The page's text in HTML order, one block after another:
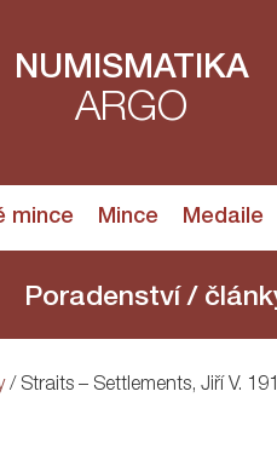
NUMISMATIKA
ARGO
mince Mince Medaile
Poradenství /
/ Straits – Settlements, Jiří V.